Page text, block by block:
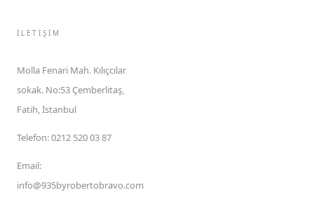
İLETIŞIM
Molla Fenari Mah. Kılıçcılar
sokak. No:53 Çemberlitaş,
Fatih, İstanbul
Telefon:0212 520 03 87
Email:
info@935byrobertobravo.com